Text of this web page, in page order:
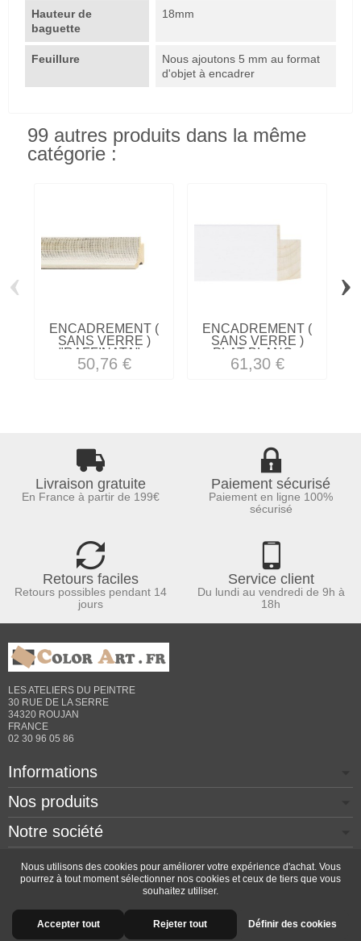
Hauteur de
baguette
18mm
Feuillure
Nous ajoutons 5 mm au format
d'objet à encadrer
99 autres produits dans la même
catégorie :
ENCADREMENT (
SANS VERRE )
"RAFFINATA"...
50,76 €
ENCADREMENT (
SANS VERRE )
PLAT BLANC...
61,30 €
‹ ›
Livraison gratuite
En France à partir de 199€
Paiement sécurisé
Paiement en ligne 100%
sécurisé
Retours faciles
Retours possibles pendant 14
jours
Service client
Du lundi au vendredi de 9h à
18h
LES ATELIERS DU PEINTRE
30 RUE DE LA SERRE
34320 ROUJAN
FRANCE
02 30 96 05 86
Informations
Nos produits
Notre société
Contactez-nous
Copyright © 2026 - Design by Prestacrea
- Ecommerce
software byPrestaShop™
Nous utilisons des cookies pour améliorer votre expérience d'achat. Vous
pourrez à tout moment sélectionner nos cookies et ceux de tiers que vous
souhaitez utiliser.
Accepter tout Rejeter tout Définir des cookies